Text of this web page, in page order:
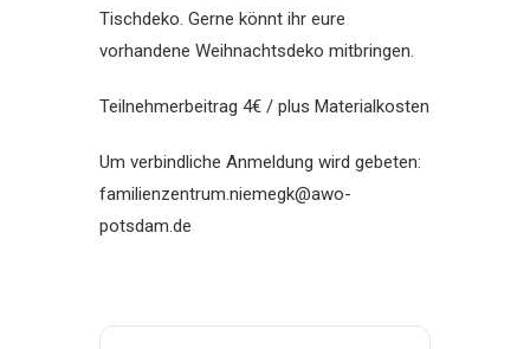
Tischdeko. Gerne könnt ihr eure
vorhandene Weihnachtsdeko mitbringen.
Teilnehmerbeitrag 4€ / plus Materialkosten
Um verbindliche Anmeldung wird gebeten:
familienzentrum.niemegk@awo-
potsdam.de